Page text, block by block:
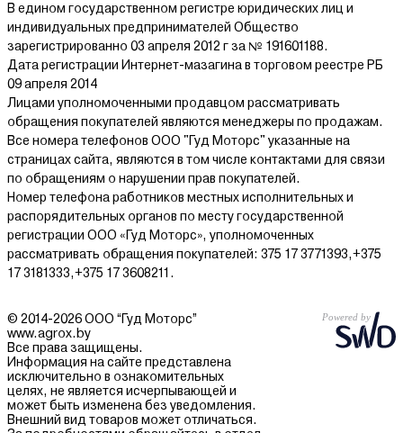
В едином государственном регистре юридических лиц и
индивидуальных предпринимателей Общество
зарегистрированно 03 апреля 2012 г за № 191601188.
Дата регистрации Интернет-мазагина в торговом реестре РБ
09 апреля 2014
Лицами уполномоченными продавцом рассматривать
обращения покупателей являются менеджеры по продажам.
Все номера телефонов ООО "Гуд Моторс" указанные на
страницах сайта, являются в том числе контактами для связи
по обращениям о нарушении прав покупателей.
Номер телефона работников местных исполнительных и
распорядительных органов по месту государственной
регистрации ООО «Гуд Моторс», уполномоченных
рассматривать обращения покупателей: 375 17 3771393,+375
17 3181333,+375 17 3608211.
© 2014-2026 ООО “Гуд Моторс”
www.agrox.by
Все права защищены.
Информация на сайте представлена
исключительно в ознакомительных
целях, не является исчерпывающей и
может быть изменена без уведомления.
Внешний вид товаров может отличаться.